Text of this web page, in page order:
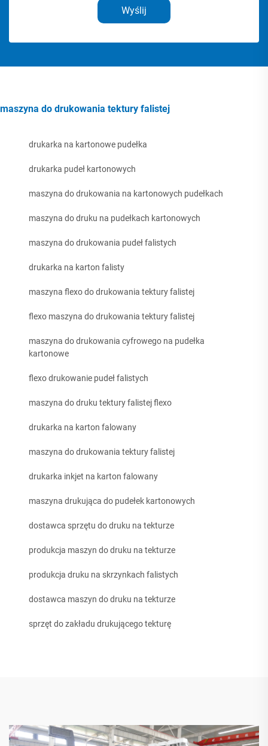
Wyślij
maszyna do drukowania tektury falistej
drukarka na kartonowe pudełka
drukarka pudeł kartonowych
maszyna do drukowania na kartonowych pudełkach
maszyna do druku na pudełkach kartonowych
maszyna do drukowania pudeł falistych
drukarka na karton falisty
maszyna flexo do drukowania tektury falistej
flexo maszyna do drukowania tektury falistej
maszyna do drukowania cyfrowego na pudełka
kartonowe
flexo drukowanie pudeł falistych
maszyna do druku tektury falistej flexo
drukarka na karton falowany
maszyna do drukowania tektury falistej
drukarka inkjet na karton falowany
maszyna drukująca do pudełek kartonowych
dostawca sprzętu do druku na tekturze
produkcja maszyn do druku na tekturze
produkcja druku na skrzynkach falistych
dostawca maszyn do druku na tekturze
sprzęt do zakładu drukującego tekturę